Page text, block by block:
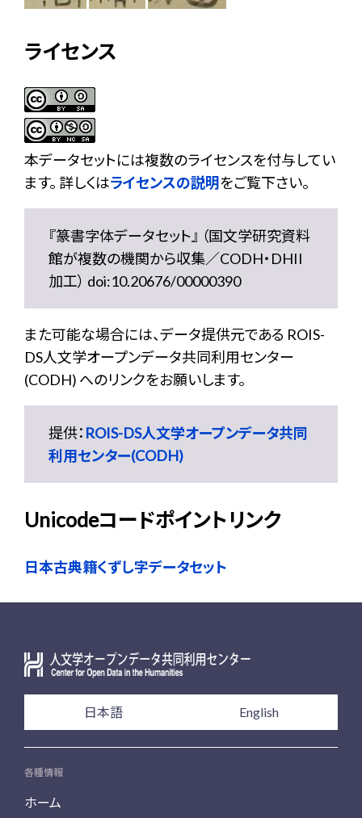
ライセンス
本データセットには複数のライセンスを付与してい
ます。 詳しくはライセンスの説明をご覧下さい。
『篆書字体データセット』 （国文学研究資料
館が複数の機関から収集／CODH・DHII
加工） doi:10.20676/00000390
また可能な場合には、データ提供元である ROIS-
DS人文学オープンデータ共同利用センター
(CODH) へのリンクをお願いします。
提供： ROIS-DS人文学オープンデータ共同
利用センター(CODH)
Unicodeコードポイントリンク
日本古典籍くずし字データセット
日本語 English
各種情報
ホーム